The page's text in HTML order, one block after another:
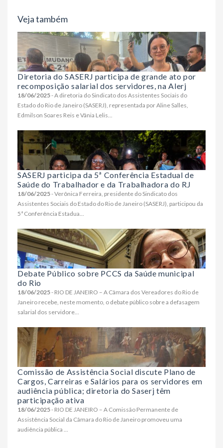
Veja também
Diretoria do SASERJ participa de grande ato por
recomposição salarial dos servidores, na Alerj
18/06/2025- A diretoria do Sindicato dos Assistentes Sociais do
Estado do Rio de Janeiro (SASERJ), representada por Aline Salles,
Edmilson Soares Reis e Vânia Lelis...
SASERJ participa da 5ª Conferência Estadual de
Saúde do Trabalhador e da Trabalhadora do RJ
18/06/2025- Verônica Ferreira, presidente do Sindicato dos
Assistentes Sociais do Estado do Rio de Janeiro (SASERJ), participou da
5ª Conferência Estadua...
Debate Público sobre PCCS da Saúde municipal
do Rio
18/06/2025- RIO DE JANEIRO – A Câmara dos Vereadores do Rio de
Janeiro recebe, neste momento, o debate público sobre a defasagem
salarial dos servidore...
Comissão de Assistência Social discute Plano de
Cargos, Carreiras e Salários para os servidores em
audiência pública; diretoria do Saserj têm
participação ativa
18/06/2025- RIO DE JANEIRO – A Comissão Permanente de
Assistência Social da Câmara do Rio de Janeiro promoveu uma
audiência pública ...